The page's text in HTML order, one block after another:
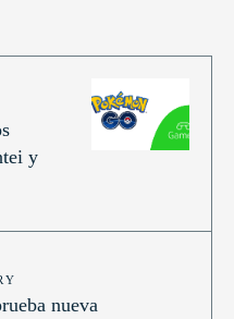
y
nueva